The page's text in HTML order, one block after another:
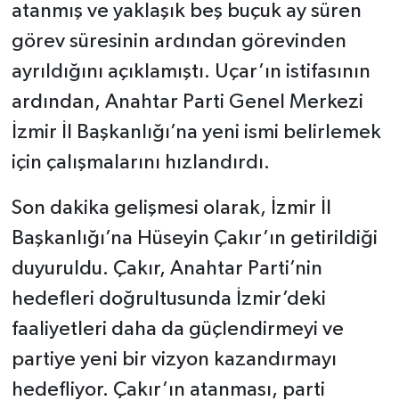
atanmış ve yaklaşık beş buçuk ay süren
görev süresinin ardından görevinden
ayrıldığını açıklamıştı. Uçar’ın istifasının
ardından, Anahtar Parti Genel Merkezi
İzmir İl Başkanlığı’na yeni ismi belirlemek
için çalışmalarını hızlandırdı.
Son dakika gelişmesi olarak, İzmir İl
Başkanlığı’na Hüseyin Çakır’ın getirildiği
duyuruldu. Çakır, Anahtar Parti’nin
hedefleri doğrultusunda İzmir’deki
faaliyetleri daha da güçlendirmeyi ve
partiye yeni bir vizyon kazandırmayı
hedefliyor. Çakır’ın atanması, parti